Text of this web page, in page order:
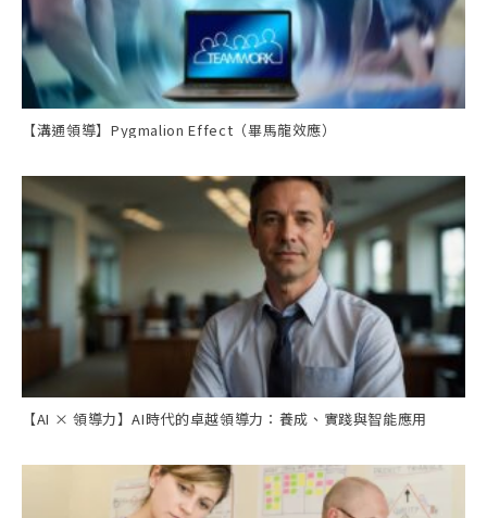
【溝通領導】Pygmalion Effect（畢馬龍效應）
【AI × 領導力】AI時代的卓越領導力：養成、實踐與智能應用